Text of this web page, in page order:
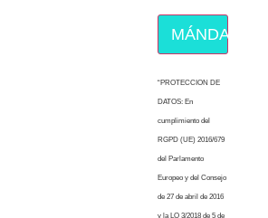
MÁNDAME
“PROTECCION DE
DATOS: En
cumplimiento del
RGPD (UE) 2016/679
del Parlamento
Europeo y del Consejo
de 27 de abril de 2016
y la LO 3/2018 de 5 de